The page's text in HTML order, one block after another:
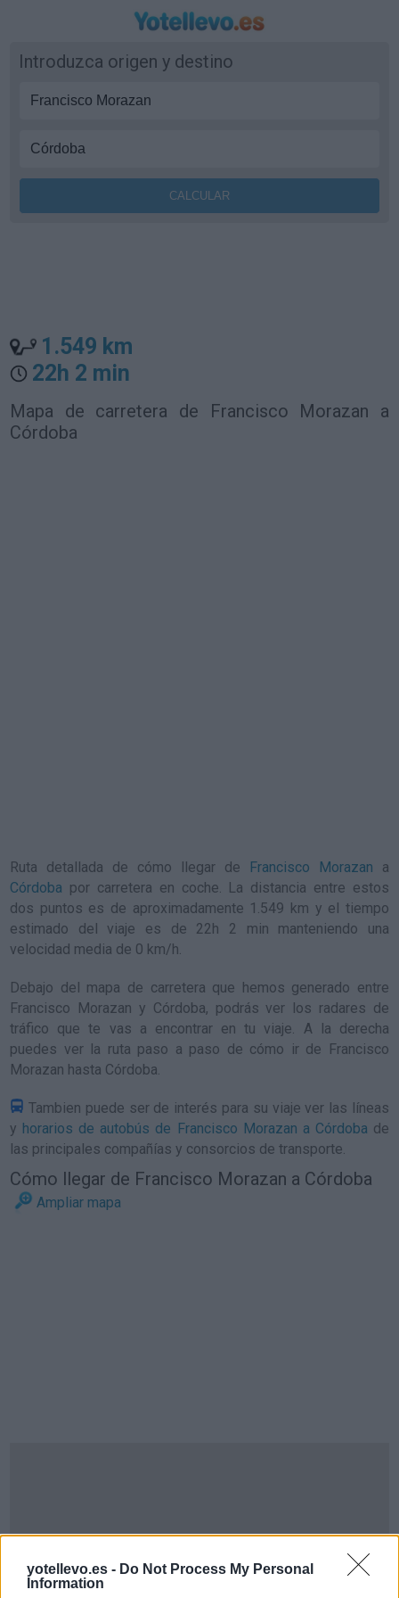
yotellevo.es - Do Not Process My Personal
Information
Introduzca origen y destino
1.549 km
22h 2 min
Mapa de carretera de Francisco Morazan a
Córdoba
Ruta detallada de cómo llegar de Francisco Morazan a
Córdoba por carretera en coche. La distancia entre estos
dos puntos es de aproximadamente 1.549 km y el tiempo
estimado del viaje es de 22h 2 min manteniendo una
velocidad media de 0 km/h.
Debajo del mapa de carretera que hemos generado entre
Francisco Morazan y Córdoba, podrás ver los radares de
tráfico que te vas a encontrar en tu viaje. A la derecha
puedes ver la ruta paso a paso de cómo ir de Francisco
Morazan hasta Córdoba.
Tambien puede ser de interés para su viaje ver las líneas
y horarios de autobús de Francisco Morazan a Córdoba de
las principales compañías y consorcios de transporte.
Cómo llegar de Francisco Morazan a Córdoba
Ampliar mapa